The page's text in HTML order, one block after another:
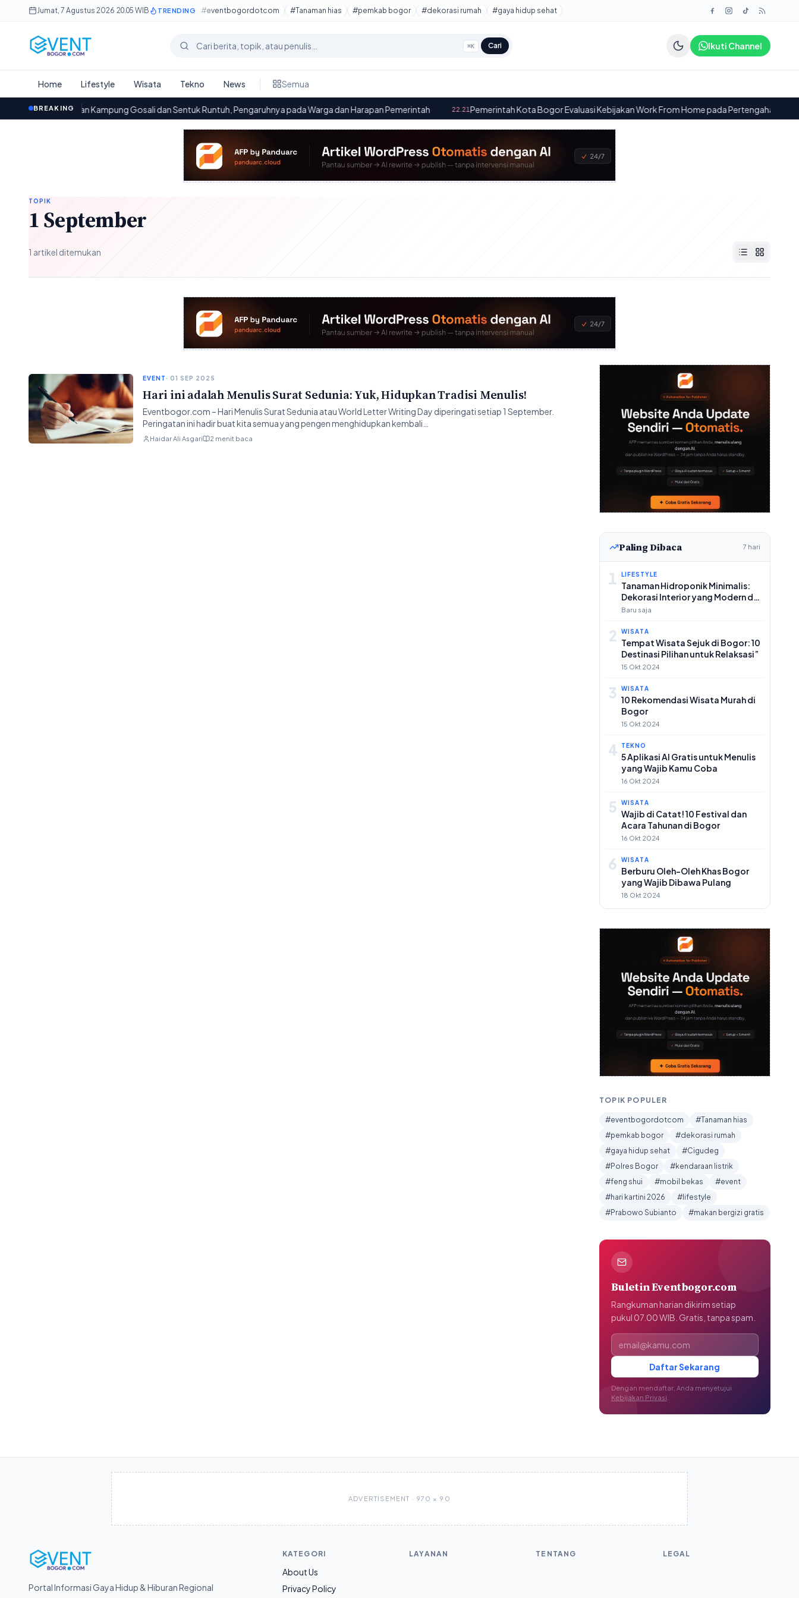
Lewati ke konten utama
Jumat, 7 Agustus 2026·20.05 WIB TRENDING #eventbogordotcom #Tanaman hias #pemkab bogor #dekorasi rumah #gaya hidup sehat
Cari berita ⌘K Cari Ikuti Channel
Home Lifestyle Wisata Tekno News Semua
BREAKING
Jembatan Kampung Gosali dan Sentuk Runtuh, Pengaruhnya pada Warga dan Harapan Pemerintah· 22.21 Pemerintah Kota Bogor Evaluasi Kebijakan Work From Home pada Pertengahan Agustus
TOPIK
1 September
1 artikel ditemukan
EVENT· 01 SEP 2025
Hari ini adalah Menulis Surat Sedunia: Yuk, Hidupkan Tradisi Menulis!
Eventbogor.com – Hari Menulis Surat Sedunia atau World Letter Writing Day diperingati setiap 1 September.
Peringatan ini hadir buat kita semua yang pengen menghidupkan kembali…
Haidar Ali Asgari 2 menit baca
Paling Dibaca 7 hari
1 LIFESTYLE
Tanaman Hidroponik Minimalis:
Dekorasi Interior yang Modern dan
Praktis
Baru saja
2 WISATA
Tempat Wisata Sejuk di Bogor: 10
Destinasi Pilihan untuk Relaksasi”
15 Okt 2024
3 WISATA
10 Rekomendasi Wisata Murah di
Bogor
15 Okt 2024
4 TEKNO
5 Aplikasi AI Gratis untuk Menulis
yang Wajib Kamu Coba
16 Okt 2024
5 WISATA
Wajib di Catat! 10 Festival dan
Acara Tahunan di Bogor
16 Okt 2024
6 WISATA
Berburu Oleh-Oleh Khas Bogor
yang Wajib Dibawa Pulang
18 Okt 2024
TOPIK POPULER
#eventbogordotcom
#Tanaman hias
#pemkab bogor
#dekorasi rumah
#gaya hidup sehat
#Cigudeg
#Polres Bogor
#kendaraan listrik
#feng shui
#mobil bekas
#event
#hari kartini 2026
#lifestyle
#Prabowo Subianto
#makan bergizi gratis
Buletin Eventbogor.com
Rangkuman harian dikirim setiap
pukul 07.00 WIB. Gratis, tanpa spam.
Alamat email
Daftar Sekarang
Dengan mendaftar, Anda menyetujui
Kebijakan Privasi
ADVERTISEMENT · 970 × 90
Portal Informasi Gaya Hidup & Hiburan Regional
KATEGORI
About Us
Privacy Policy
LAYANAN TENTANG LEGAL